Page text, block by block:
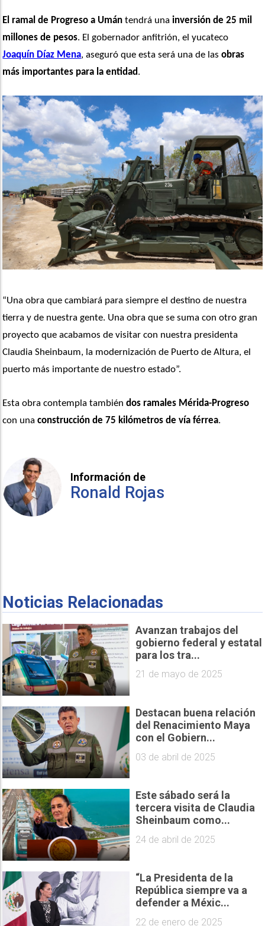
El ramal de Progreso a Umán tendrá una inversión de 25 mil
millones de pesos
Joaquín Díaz Mena, aseguró que esta será una de las obras
más importantes para la entidad.
“Una obra que cambiará para siempre el destino de nuestra
tierra y de nuestra gente. Una obra que se suma con otro gran
proyecto que acabamos de visitar con nuestra presidenta
Claudia Sheinbaum, la modernización de Puerto de Altura, el
puerto más importante de nuestro estado”.
Esta obra contempla también dos ramales Mérida-Progreso
con una construcción de 75 kilómetros de vía férrea.
Información de
Ronald Rojas
Noticias Relacionadas
Avanzan trabajos del
gobierno federal y estatal
para los tra...
21 de mayo de 2025
Destacan buena relación
del Renacimiento Maya
con el Gobiern...
03 de abril de 2025
Este sábado será la
tercera visita de Claudia
Sheinbaum como...
24 de abril de 2025
“La Presidenta de la
República siempre va a
defender a Méxic...
22 de enero de 2025